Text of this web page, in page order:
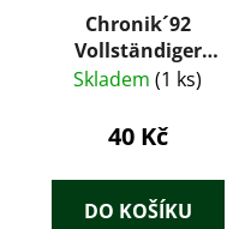
Chronik´92
Vollständiger
Jahresrückblick in
Welt braucht neue
Skladem (1 ks)
40 Kč
DO KOŠÍKU